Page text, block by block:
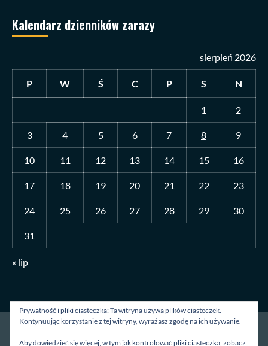
Kalendarz dzienników zarazy
sierpień 2026
P W Ś C P S N
1 2
3 4 5 6 7 8 9
10 11 12 13 14 15 16
17 18 19 20 21 22 23
24 25 26 27 28 29 30
31
« lip
Strona główna O mnie Blog Kontakt
Prywatność i pliki ciasteczka: Ta witryna używa plików ciasteczek.
Kontynuując korzystanie z tej witryny, wyrażasz zgodę na ich używanie.
Aby dowiedzieć się więcej, w tym jak kontrolować pliki ciasteczka, zobacz